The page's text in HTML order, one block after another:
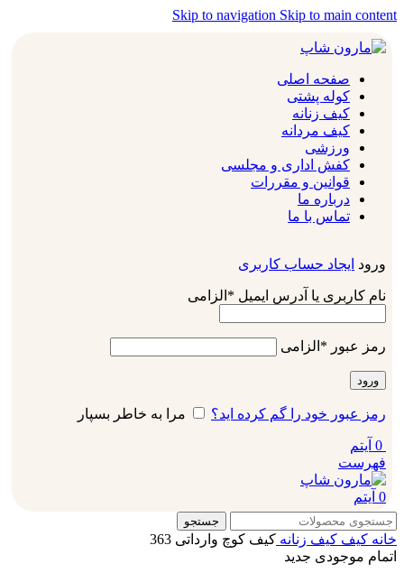
Skip to navigation Skip to main content
صفحه اصلی
کوله پشتی
کیف زنانه
کیف مردانه
ورزشی
کفش اداری و مجلسی
قوانین و مقررات
درباره ما
تماس با ما
ورود ایجاد حساب کاربری
نام کاربری یا آدرس ایمیل * الزامی
رمز عبور * الزامی
ورود
رمز عبور خود را گم کرده اید؟ مرا به خاطر بسپار
0 آیتم
فهرست
0 آیتم
جستجو
خانه کیف کیف زنانه کیف کوچ وارداتی 363
اتمام موجودی جدید